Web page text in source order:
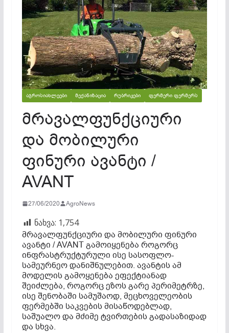
ᲐᲒᲠᲝᲡᲘᲐᲮᲚᲔᲔᲑᲘ ᲛᲔᲥᲐᲜᲘᲖᲐᲪᲘᲐ ᲠᲣᲑᲠᲘᲙᲔᲑᲘ ᲤᲔᲠᲛᲔᲠᲘ ᲤᲔᲠᲛᲔᲠᲡ
მრავალფუნქციური
და მობილური
ფინური ავანტი /
AVANT
27/06/2020 AgroNews
ნახვა: 1,754
მრავალფუნქციური და მობილური ფინური
ავანტი / AVANT გამოიყენება როგორც
ინფრასტრუქტურული ისე სასოფლო-
სამეურნეო დანიშნულებით. ავანტისამ
მოდელის გამოყენება ეფექტიანად
შეიძლება, როგორც ეზოს გარე პერიმეტრზე,
ისე შენობაში სამუშაოდ, მეცხოველეობის
ფერმებში საკვების მისაწოდებლად,
საშუალო და მძიმე ტვირთების გადასაზიდად
და სხვა.